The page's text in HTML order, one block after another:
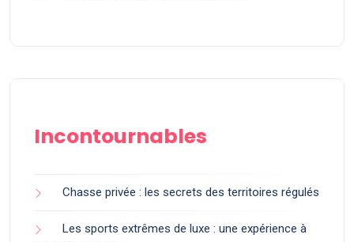
Incontournables
Chasse privée : les secrets des territoires régulés
Les sports extrêmes de luxe : une expérience à